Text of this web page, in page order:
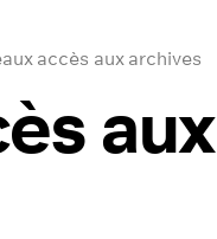
accès aux archives
aux